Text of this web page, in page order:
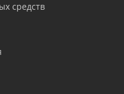
средств